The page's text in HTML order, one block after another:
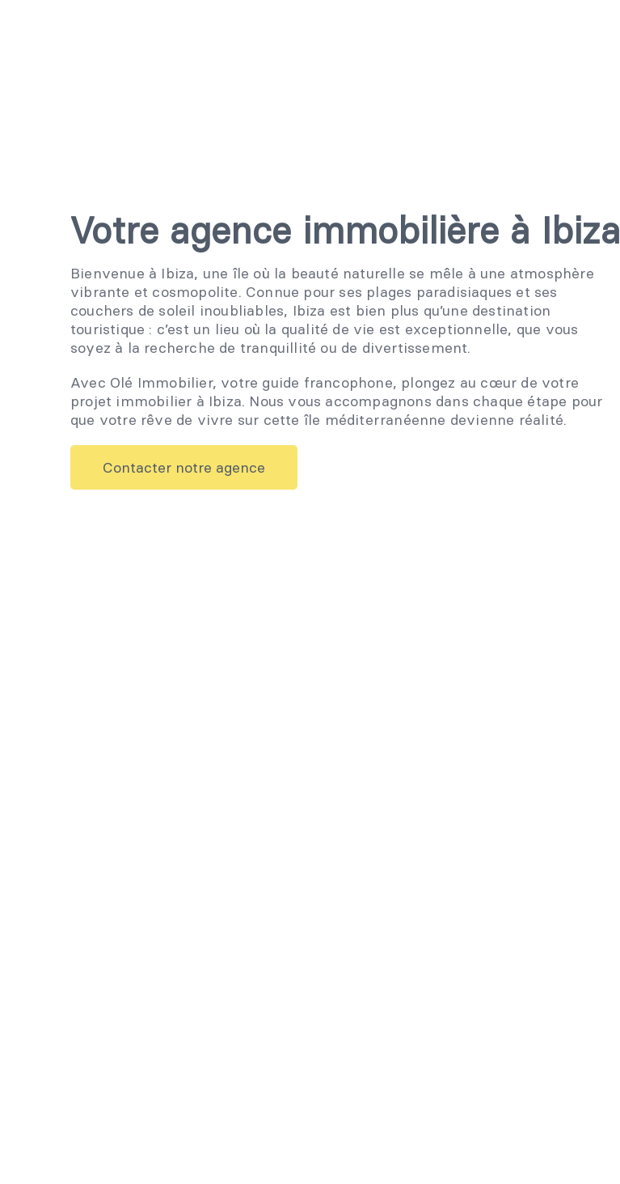
Votre agence immobilière à Ibiza
Bienvenue à Ibiza, une île où la beauté naturelle se mêle à une atmosphère
vibrante et cosmopolite. Connue pour ses plages paradisiaques et ses
couchers de soleil inoubliables, Ibiza est bien plus qu’une destination
touristique : c’est un lieu où la qualité de vie est exceptionnelle, que vous
soyez à la recherche de tranquillité ou de divertissement.
Avec Olé Immobilier, votre guide francophone, plongez au cœur de votre
projet immobilier à Ibiza. Nous vous accompagnons dans chaque étape pour
que votre rêve de vivre sur cette île méditerranéenne devienne réalité.
Contacter notre agence